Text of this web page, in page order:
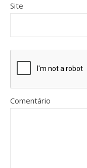
Site
Comentário